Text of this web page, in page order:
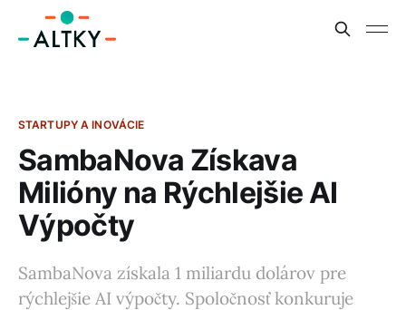
STARTUPY A INOVÁCIE
SambaNova Získava
Milióny na Rýchlejšie AI
Výpočty
SambaNova získala 1 miliardu dolárov pre
rýchlejšie AI výpočty. Spoločnosť konkuruje